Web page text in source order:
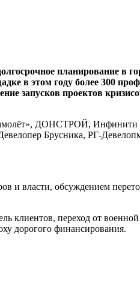
планирование в
в этом году более 300
запусков проектов
ДОНСТРОЙ,
Брусника, РГ-
и власти, обсуждением
клиентов, переход от
дорогого финансирования.